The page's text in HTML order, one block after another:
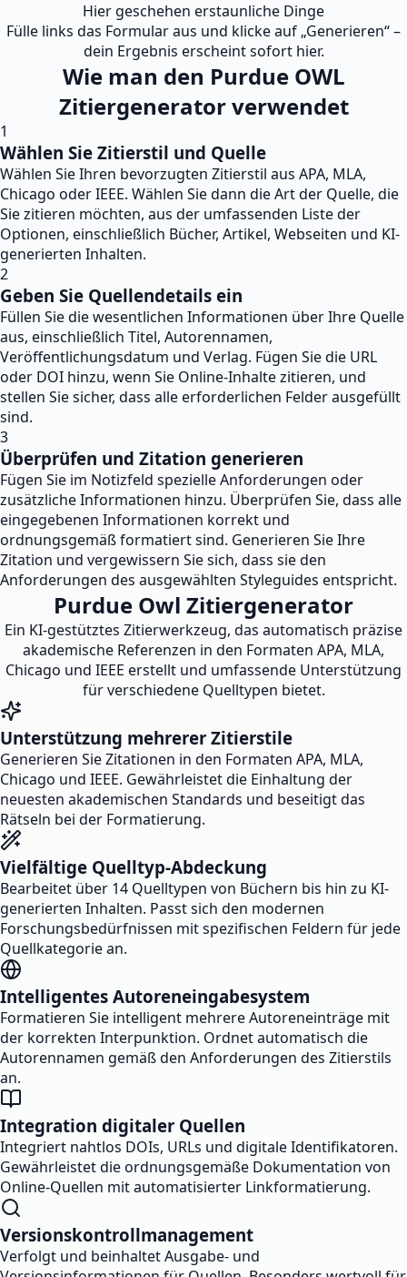
Hier geschehen erstaunliche Dinge
Fülle links das Formular aus und klicke auf „Generieren“ –
dein Ergebnis erscheint sofort hier.
Wie man den Purdue OWL
Zitiergenerator verwendet
1
Wählen Sie Zitierstil und Quelle
Wählen Sie Ihren bevorzugten Zitierstil aus APA, MLA,
Chicago oder IEEE. Wählen Sie dann die Art der Quelle, die
Sie zitieren möchten, aus der umfassenden Liste der
Optionen, einschließlich Bücher, Artikel, Webseiten und KI-
generierten Inhalten.
2
Geben Sie Quellendetails ein
Füllen Sie die wesentlichen Informationen über Ihre Quelle
aus, einschließlich Titel, Autorennamen,
Veröffentlichungsdatum und Verlag. Fügen Sie die URL
oder DOI hinzu, wenn Sie Online-Inhalte zitieren, und
stellen Sie sicher, dass alle erforderlichen Felder ausgefüllt
sind.
3
Überprüfen und Zitation generieren
Fügen Sie im Notizfeld spezielle Anforderungen oder
zusätzliche Informationen hinzu. Überprüfen Sie, dass alle
eingegebenen Informationen korrekt und
ordnungsgemäß formatiert sind. Generieren Sie Ihre
Zitation und vergewissern Sie sich, dass sie den
Anforderungen des ausgewählten Styleguides entspricht.
Purdue Owl Zitiergenerator
Ein KI-gestütztes Zitierwerkzeug, das automatisch präzise
akademische Referenzen in den Formaten APA, MLA,
Chicago und IEEE erstellt und umfassende Unterstützung
für verschiedene Quelltypen bietet.
Unterstützung mehrerer Zitierstile
Generieren Sie Zitationen in den Formaten APA, MLA,
Chicago und IEEE. Gewährleistet die Einhaltung der
neuesten akademischen Standards und beseitigt das
Rätseln bei der Formatierung.
Vielfältige Quelltyp-Abdeckung
Bearbeitet über 14 Quelltypen von Büchern bis hin zu KI-
generierten Inhalten. Passt sich den modernen
Forschungsbedürfnissen mit spezifischen Feldern für jede
Quellkategorie an.
Intelligentes Autoreneingabesystem
Formatieren Sie intelligent mehrere Autoreneinträge mit
der korrekten Interpunktion. Ordnet automatisch die
Autorennamen gemäß den Anforderungen des Zitierstils
an.
Integration digitaler Quellen
Integriert nahtlos DOIs, URLs und digitale Identifikatoren.
Gewährleistet die ordnungsgemäße Dokumentation von
Online-Quellen mit automatisierter Linkformatierung.
Versionskontrollmanagement
Verfolgt und beinhaltet Ausgabe- und